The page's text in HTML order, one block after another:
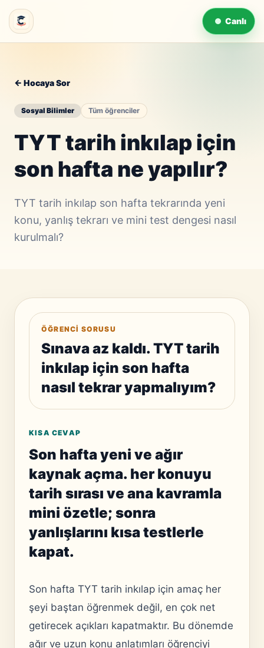
Canlı
← Hocaya Sor
Sosyal Bilimler Tüm öğrenciler
TYT tarih inkılap için
son hafta ne yapılır?
TYT tarih inkılap son hafta tekrarında yeni
konu, yanlış tekrarı ve mini test dengesi nasıl
kurulmalı?
ÖĞRENCI SORUSU
Sınava az kaldı. TYT tarih
inkılap için son hafta
nasıl tekrar yapmalıyım?
KISA CEVAP
Son hafta yeni ve ağır
kaynak açma. her konuyu
tarih sırası ve ana kavramla
mini özetle; sonra
yanlışlarını kısa testlerle
kapat.
Son hafta TYT tarih inkılap için amaç her
şeyi baştan öğrenmek değil, en çok net
getirecek açıkları kapatmaktır. Bu dönemde
ağır ve uzun konu anlatımları öğrenciyi